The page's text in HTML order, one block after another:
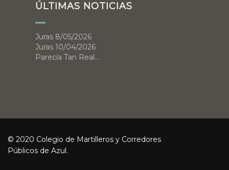
ÚLTIMAS NOTICIAS
Juras 8/05/2026
Juras 10/04/2026
Parecía Tan Real…
© 2020 Colegio de Martilleros y Corredores
Públicos de Azul.